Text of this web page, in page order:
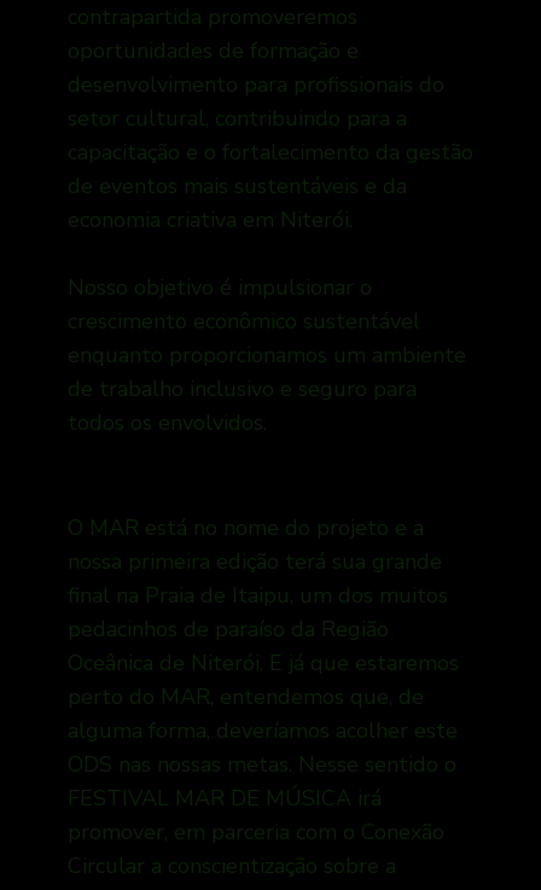
contrapartida promoveremos
oportunidades de formação e
desenvolvimento para profissionais do
setor cultural, contribuindo para a
capacitação e o fortalecimento da gestão
de eventos mais sustentáveis e da
economia criativa em Niterói.
Nosso objetivo é impulsionar o
crescimento econômico sustentável
enquanto proporcionamos um ambiente
de trabalho inclusivo e seguro para
todos os envolvidos.
O MAR está no nome do projeto e a
nossa primeira edição terá sua grande
final na Praia de Itaipu, um dos muitos
pedacinhos de paraíso da Região
Oceânica de Niterói. E já que estaremos
perto do MAR, entendemos que, de
alguma forma, deveríamos acolher este
ODS nas nossas metas. Nesse sentido o
FESTIVAL MAR DE MÚSICA irá
promover, em parceria com o Conexão
Circular a conscientização sobre a